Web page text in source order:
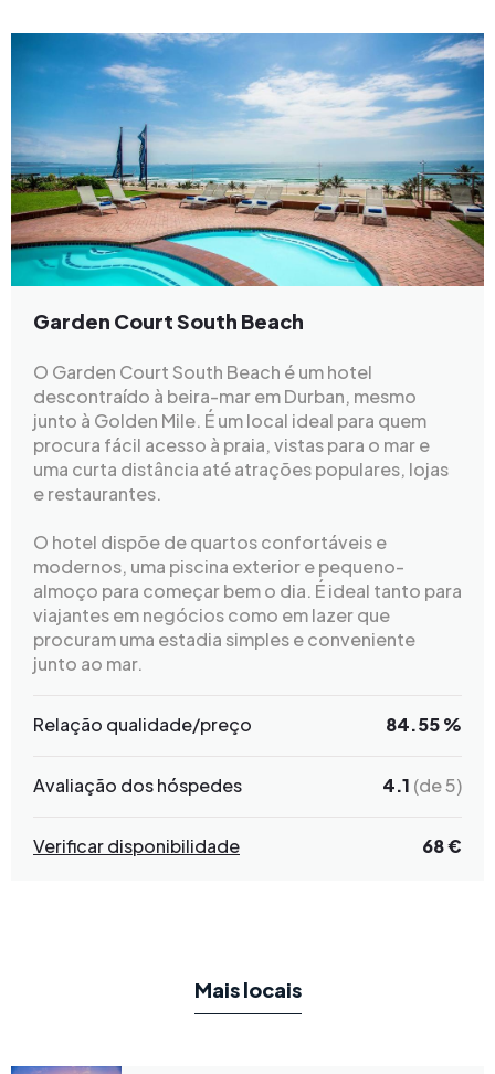
Garden Court South Beach
O Garden Court South Beach é um hotel
descontraído à beira-mar em Durban, mesmo
junto à Golden Mile. É um local ideal para quem
procura fácil acesso à praia, vistas para o mar e
uma curta distância até atrações populares, lojas
e restaurantes.
O hotel dispõe de quartos confortáveis e
modernos, uma piscina exterior e pequeno-
almoço para começar bem o dia. É ideal tanto para
viajantes em negócios como em lazer que
procuram uma estadia simples e conveniente
junto ao mar.
Relação qualidade/preço 84.55 %
Avaliação dos hóspedes 4.1 (de 5)
Verificar disponibilidade 68 €
Mais locais